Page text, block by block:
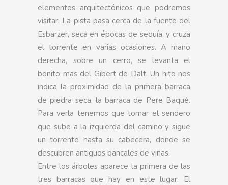
elementos arquitectónicos que podremos
visitar. La pista pasa cerca de la fuente del
Esbarzer, seca en épocas de sequía, y cruza
el torrente en varias ocasiones. A mano
derecha, sobre un cerro, se levanta el
bonito mas del Gibert de Dalt. Un hito nos
indica la proximidad de la primera barraca
de piedra seca, la barraca de Pere Baqué.
Para verla tenemos que tomar el sendero
que sube a la izquierda del camino y sigue
un torrente hasta su cabecera, donde se
descubren antiguos bancales de viñas.
Entre los árboles aparece la primera de las
tres barracas que hay en este lugar. El